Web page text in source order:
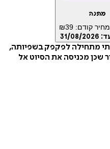
₪39
31/08/
לפקפק בשפיותה,
את הסיוט אל